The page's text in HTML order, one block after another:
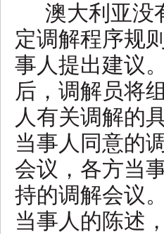
澳大利亚没
定调解程序规
事人提出建议
后，调解员将
人有关调解的
当事人同意的
会议，各方当
持的调解会议
当事人的陈述